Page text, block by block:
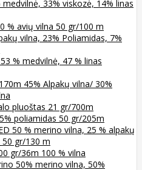
medvilnė, 33% viskozė, 14% linas
% avių vilna 50 gr/100 m
vilna, 23% Poliamidas, 7%
% medvilnė, 47 % linas
45% Alpakų vilna/ 30%
pluoštas 21 gr/700m
poliamidas 50 gr/205m
50 % merino vilna, 25 % alpakų
50 gr/130 m
gr/36m 100 % vilna
50% merino vilna, 50%